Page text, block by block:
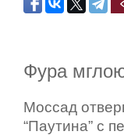
Фура
Моссад
“Паутина” с